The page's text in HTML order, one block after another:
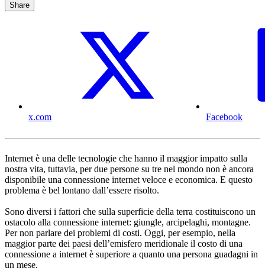
Share
x.com Facebook
Internet è una delle tecnologie che hanno il maggior impatto sulla
nostra vita, tuttavia, per due persone su tre nel mondo non è ancora
disponibile una connessione internet veloce e economica. E questo
problema è bel lontano dall’essere risolto.
Sono diversi i fattori che sulla superficie della terra costituiscono un
ostacolo alla connessione internet: giungle, arcipelaghi, montagne.
Per non parlare dei problemi di costi. Oggi, per esempio, nella
maggior parte dei paesi dell’emisfero meridionale il costo di una
connessione a internet è superiore a quanto una persona guadagni in
un mese.